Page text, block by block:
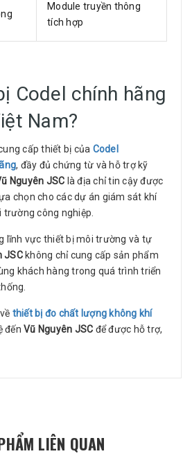
Module truyền thông
tích hợp
Codel chính hãng
Nam?
cấp thiết bị của Codel
, đầy đủ chứng từ và hỗ trợ kỹ
Nguyên JSC là địa chỉ tin cậy được
chọn cho các dự án giám sát khí
công nghiệp.
lĩnh vực thiết bị môi trường và tự
JSCkhông chỉ cung cấp sản phẩm
khách hàng trong quá trình triển
thiết bị đo chất lượng không khí
đến Vũ Nguyên JSC để được hỗ trợ,
LIÊN QUAN